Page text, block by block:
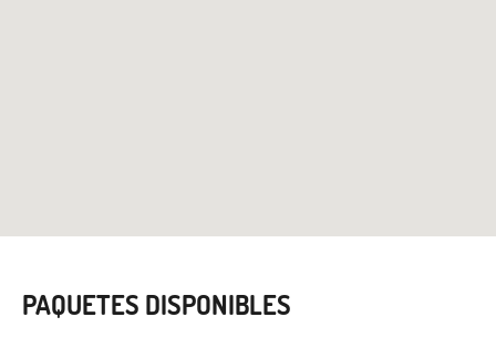
PAQUETES DISPONIBLES